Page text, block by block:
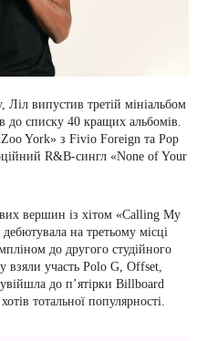
Ліл випустив третій мініальбом
списку 40 кращих альбомів.
York» з Fivio Foreign та Pop
R&B-сингл «None of Your
вершин із хітом «Calling My
на третьому місці
до другого студійного
взяли участь Polo G, Offset,
до пʼятірки Billboard
тотальної популярності.